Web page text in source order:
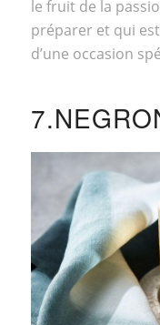
le fruit de la
préparer et qui
d’une occasion